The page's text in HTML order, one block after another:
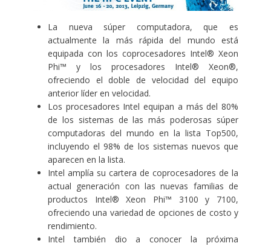
La nueva súper computadora, que es
actualmente la más rápida del mundo está
equipada con los coprocesadores Intel® Xeon
Phi™ y los procesadores Intel® Xeon®,
ofreciendo el doble de velocidad del equipo
anterior líder en velocidad.
Los procesadores Intel equipan a más del 80%
de los sistemas de las más poderosas súper
computadoras del mundo en la lista Top500,
incluyendo el 98% de los sistemas nuevos que
aparecen en la lista.
Intel amplía su cartera de coprocesadores de la
actual generación con las nuevas familias de
productos Intel® Xeon Phi™ 3100 y 7100,
ofreciendo una variedad de opciones de costo y
rendimiento.
Intel también dio a conocer la próxima